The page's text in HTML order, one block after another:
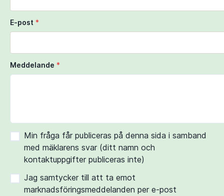
E-post *
Meddelande *
Min fråga får publiceras på denna sida i samband
med mäklarens svar (ditt namn och
kontaktuppgifter publiceras inte)
Jag samtycker till att ta emot
marknadsföringsmeddelanden per e-post